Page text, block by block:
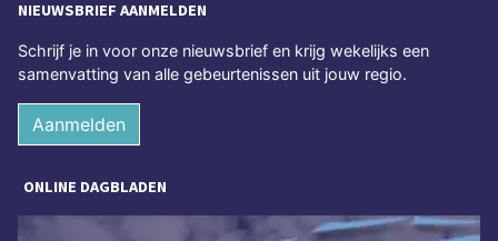
NIEUWSBRIEF AANMELDEN
Schrijf je in voor onze nieuwsbrief en krijg wekelijks een
samenvatting van alle gebeurtenissen uit jouw regio.
Aanmelden
ONLINE DAGBLADEN